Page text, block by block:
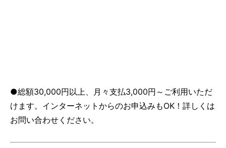
●総額30,000円以上、月々支払3,000円～ご利用いただ
けます。インターネットからのお申込みもOK！詳しくは
お問い合わせください。